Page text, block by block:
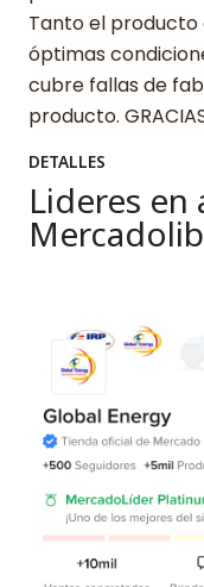
Tanto el
óptimas
cubre fallas de
producto.
DETALLES
Lideres